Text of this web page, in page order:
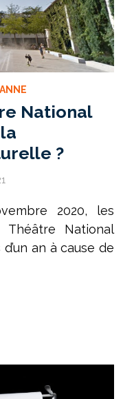
National
?
2020, les
National
an à cause de